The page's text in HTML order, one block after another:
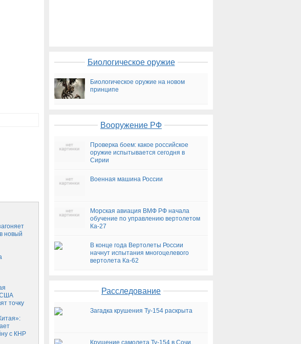
новый
США
точку
с КНР
Биологическое оружие
Биологическое оружие на новом
принципе
Вооружение РФ
Проверка боем: какое российское
оружие испытывается сегодня в
Сирии
Военная машина России
Морская авиация ВМФ РФ начала
обучение по управлению вертолетом
Ка-27
В конце года Вертолеты России
начнут испытания многоцелевого
вертолета Ка-62
Расследование
Загадка крушения Ту-154 раскрыта
Крушение самолета Ту-154 в Сочи,